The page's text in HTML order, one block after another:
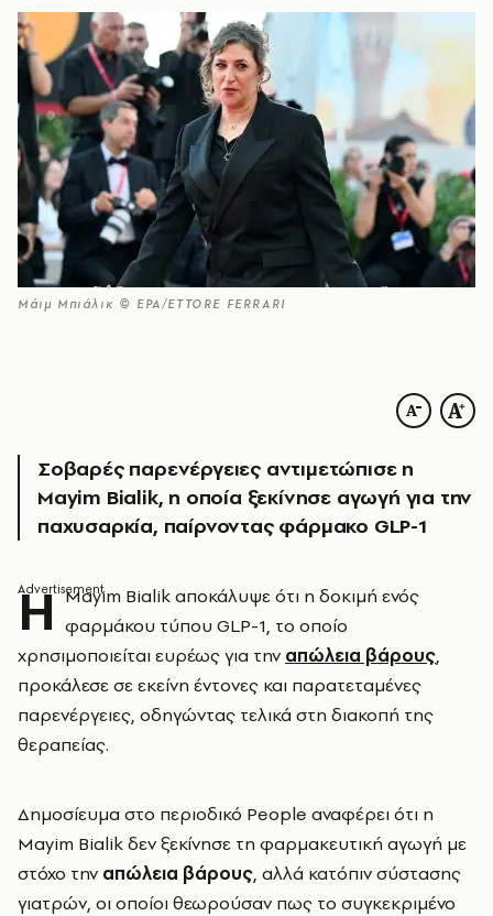
Μάιμ Μπιάλικ © EPA/ETTORE FERRARI
Σοβαρές παρενέργειες αντιμετώπισε η
Mayim Bialik, η οποία ξεκίνησε αγωγή για την
παχυσαρκία, παίρνοντας φάρμακο GLP-1
Η Mayim Bialik αποκάλυψε ότι η δοκιμή ενός
φαρμάκου τύπου GLP-1, το οποίο
χρησιμοποιείται ευρέως για την απώλεια βάρους,
προκάλεσε σε εκείνη έντονες και παρατεταμένες
παρενέργειες, οδηγώντας τελικά στη διακοπή της
θεραπείας.
Δημοσίευμα στο περιοδικό People αναφέρει ότι η
Mayim Bialik δεν ξεκίνησε τη φαρμακευτική αγωγή με
στόχο την απώλεια βάρους, αλλά κατόπιν σύστασης
γιατρών, οι οποίοι θεωρούσαν πως το συγκεκριμένο